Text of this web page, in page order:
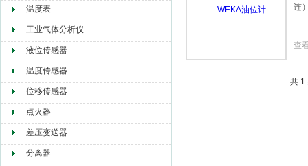
赫尔纳贸易（大连）有限公司
温度表
工业气体分析仪
液位传感器
温度传感器
位移传感器
点火器
差压变送器
分离器
连
查
共 1